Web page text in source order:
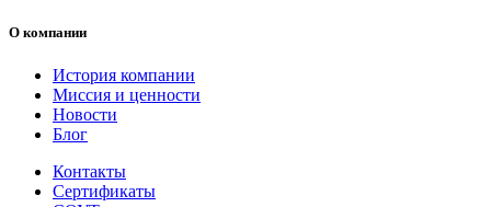
О компании
История компании
Миссия и ценности
Новости
Блог
Контакты
Сертификаты